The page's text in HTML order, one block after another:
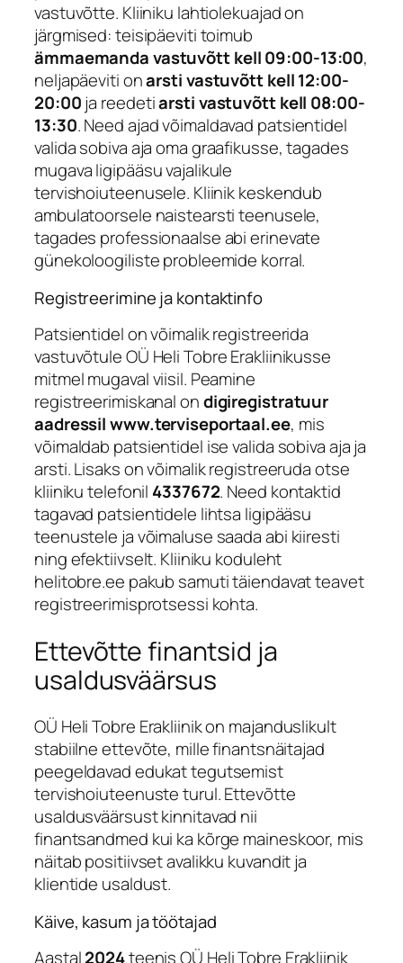
vastuvõtte. Kliiniku lahtiolekuajad on
järgmised: teisipäeviti toimub
ämmaemanda vastuvõtt kell 09:00-13:00,
neljapäeviti onarsti vastuvõtt kell 12:00-
20:00ja reedetiarsti vastuvõtt kell 08:00-
13:30. Need ajad võimaldavad patsientidel
valida sobiva aja oma graafikusse, tagades
mugava ligipääsu vajalikule
tervishoiuteenusele. Kliinik keskendub
ambulatoorsele naistearsti teenusele,
tagades professionaalse abi erinevate
günekoloogiliste probleemide korral.
Registreerimine ja kontaktinfo
Patsientidel on võimalik registreerida
vastuvõtule OÜ Heli Tobre Erakliinikusse
mitmel mugaval viisil. Peamine
registreerimiskanal ondigiregistratuur
aadressil www.terviseportaal.ee, mis
võimaldab patsientidel ise valida sobiva aja ja
arsti. Lisaks on võimalik registreeruda otse
kliiniku telefonil 4337672. Need kontaktid
tagavad patsientidele lihtsa ligipääsu
teenustele ja võimaluse saada abi kiiresti
ning efektiivselt. Kliiniku koduleht
helitobre.ee pakub samuti täiendavat teavet
registreerimisprotsessi kohta.
Ettevõtte finantsid ja
usaldusväärsus
OÜ Heli Tobre Erakliinik on majanduslikult
stabiilne ettevõte, mille finantsnäitajad
peegeldavad edukat tegutsemist
tervishoiuteenuste turul. Ettevõtte
usaldusväärsust kinnitavad nii
finantsandmed kui ka kõrge maineskoor, mis
näitab positiivset avalikku kuvandit ja
klientide usaldust.
Käive, kasum ja töötajad
Aastal2024teenis OÜ Heli Tobre Erakliinik